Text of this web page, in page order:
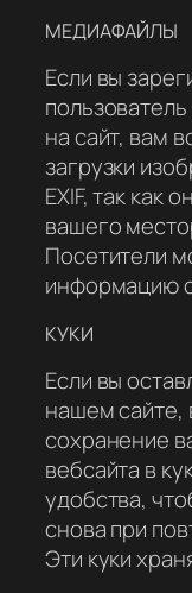
МЕДИАФАЙЛЫ
Если вы
на сайт, вам
загрузки
EXIF, так как
вашего
Посетители
информацию
КУКИ
Если вы
нашем сайте,
сохранение
вебсайта в
удобства,
снова при
Эти куки